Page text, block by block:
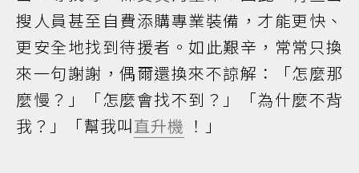
搜人員甚至自費添購專業裝備，才能更快、
更安全地找到待援者。如此艱辛，常常只換
來一句謝謝，偶爾還換來不諒解：「怎麼那
麼慢？」「怎麼會找不到？」「為什麼不背
我？」「幫我叫直升機 ！」